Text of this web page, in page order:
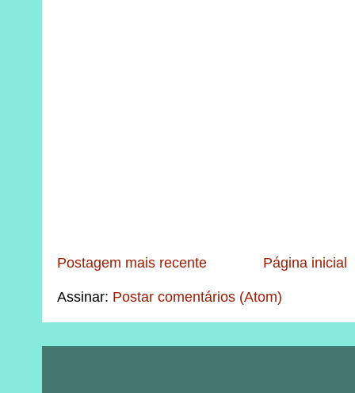
Postagem mais recente Página inicial
Assinar: Postar comentários (Atom)